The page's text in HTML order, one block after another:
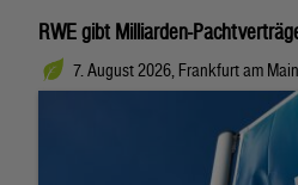
RWE gibt Milliarden-
7. August 2026, Frankfurt am